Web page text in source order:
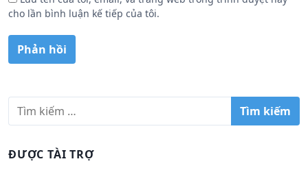
cho lần bình luận kế tiếp của tôi.
iĐƯỢC TÀI TRỢ